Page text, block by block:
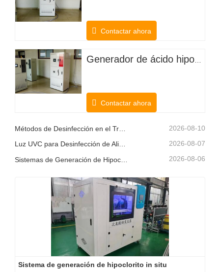
Contactar ahora
Contactar ahora
2026-08-10
Luz UVC para Desinfección de Alimentos 2026-08-07
2026-08-06
Sistema de generación de hipoclorito in situ